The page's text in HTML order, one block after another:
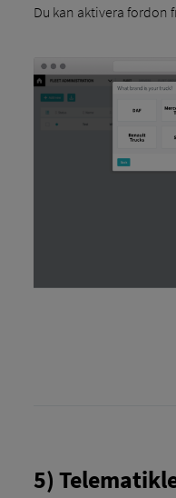
Du kan aktivera fordon
5)